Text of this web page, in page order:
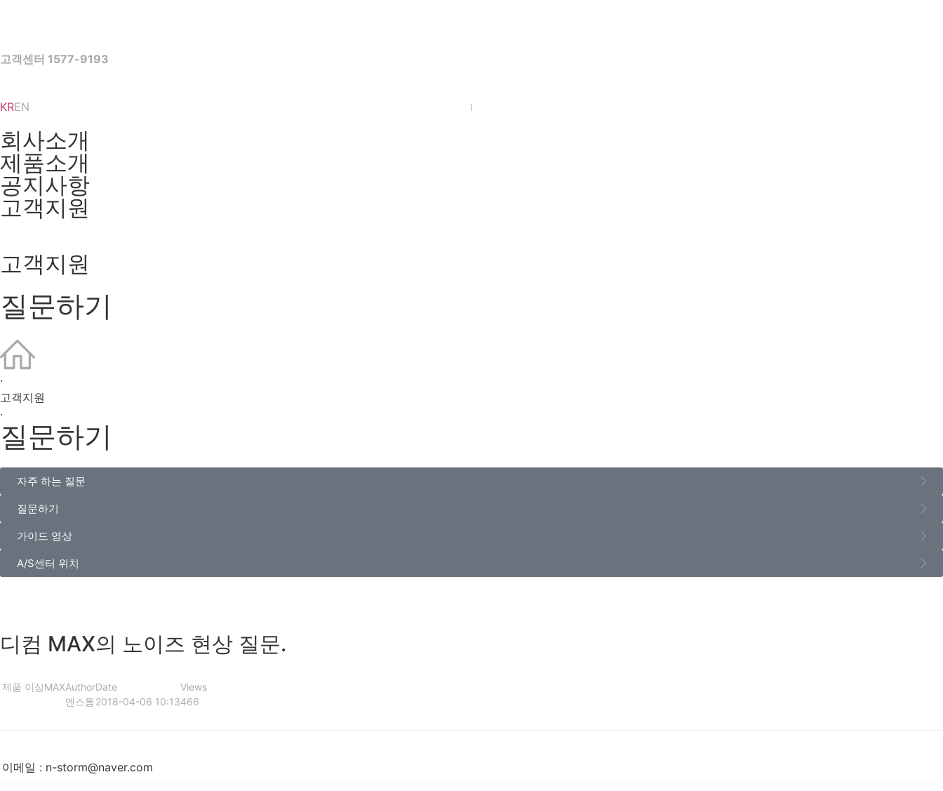
고객센터 1577-9193
KREN
회사소개
제품소개
공지사항
고객지원
고객지원
질문하기
·
고객지원
·
질문하기
자주 하는 질문
질문하기
가이드 영상
A/S센터 위치
디컴 MAX의 노이즈 현상 질문.
제품 이상MAXAuthor
엔스톰
Date
2018-04-06 10:13
Views
466
이메일 : n-storm@naver.com